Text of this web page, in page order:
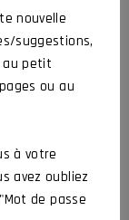
juillet 2026
2026
nouvelle
suggestions,
au petit
ou au
à votre
avez oubliez
de passe